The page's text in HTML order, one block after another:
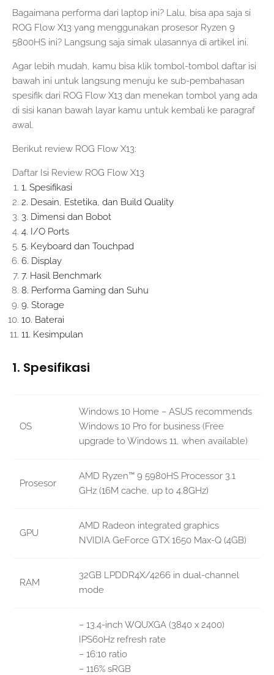
Bagaimana performa dari laptop ini? Lalu, bisa apa saja si
ROG Flow X13 yang menggunakan prosesor Ryzen 9
5800HS ini? Langsung saja simak ulasannya di artikel ini.
Agar lebih mudah, kamu bisa klik tombol-tombol daftar isi
bawah ini untuk langsung menuju ke sub-pembahasan
spesifik dari ROG Flow X13 dan menekan tombol yang ada
di sisi kanan bawah layar kamu untuk kembali ke paragraf
awal.
Berikut review ROG Flow X13:
Daftar Isi Review ROG Flow X13
1. Spesifikasi
2. Desain, Estetika, dan Build Quality
3. Dimensi dan Bobot
4. I/O Ports
5. Keyboard dan Touchpad
6. Display
7. Hasil Benchmark
8. Performa Gaming dan Suhu
9. Storage
10. Baterai
11. Kesimpulan
1. Spesifikasi
OS
Windows 10 Home – ASUS recommends
Windows 10 Pro for business (Free
upgrade to Windows 11, when available)
Prosesor
AMD Ryzen™ 9 5980HS Processor 3.1
GHz (16M cache, up to 4.8GHz)
GPU
AMD Radeon integrated graphics
NVIDIA GeForce GTX 1650 Max-Q (4GB)
RAM
32GB LPDDR4X/4266 in dual-channel
mode
– 13.4-inch WQUXGA (3840 x 2400)
IPS60Hz refresh rate
– 16:10 ratio
– 116% sRGB